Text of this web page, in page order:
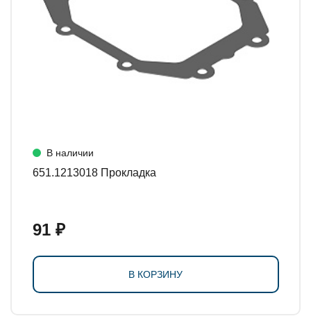
В наличии
651.1213018 Прокладка
91 ₽
В КОРЗИНУ